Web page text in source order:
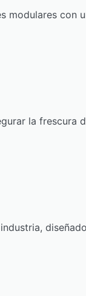
modulares con
la frescura